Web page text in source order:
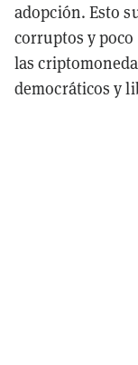
adopción. Esto
corruptos y poco
las
democráticos y